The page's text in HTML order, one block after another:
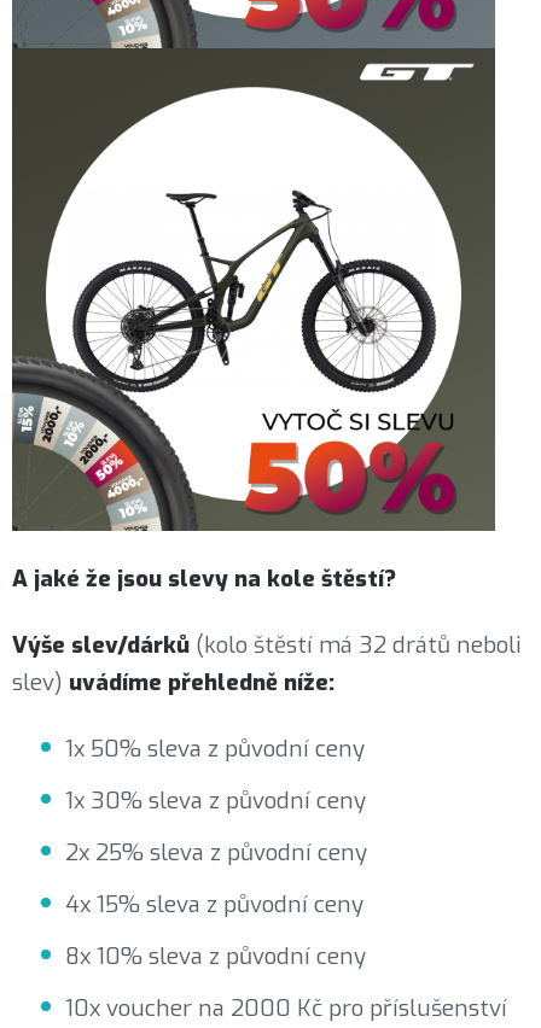
A jaké že jsou slevy na kole štěstí?
Výše slev/dárků (kolo štěstí má 32 drátů neboli
slev) uvádíme přehledně níže:
1x 50% sleva z původní ceny
1x 30% sleva z původní ceny
2x 25% sleva z původní ceny
4x 15% sleva z původní ceny
8x 10% sleva z původní ceny
10x voucher na 2000 Kč pro příslušenství